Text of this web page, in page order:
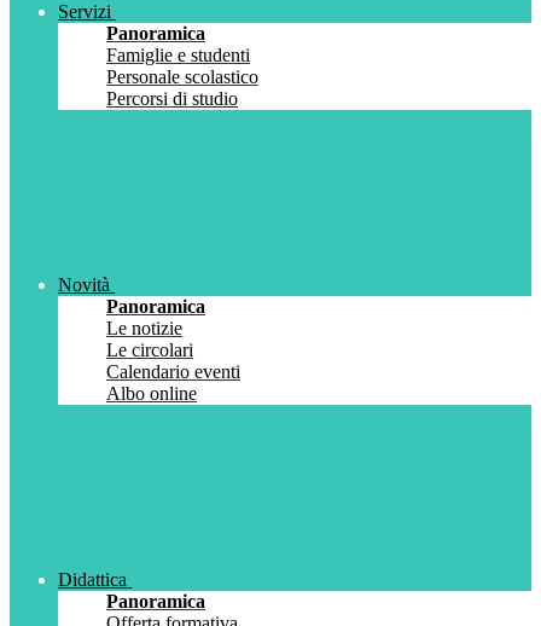
Servizi
Panoramica
Famiglie e studenti
Personale scolastico
Percorsi di studio
Novità
Panoramica
Le notizie
Le circolari
Calendario eventi
Albo online
Didattica
Panoramica